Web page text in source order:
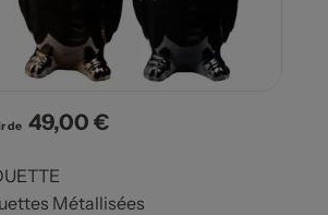
de Prix
49,00 €
Métallisées